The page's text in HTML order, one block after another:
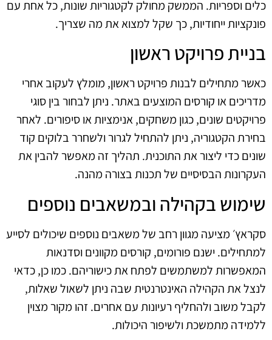
כלים וספריות. הממשק מחולק לקטגוריות שונות, כל אחת עם
פונקציות ייחודיות, כך שקל למצוא את מה שצריך.
בניית פרויקט ראשון
כאשר מתחילים לבנות פרויקט ראשון, מומלץ לעקוב אחרי
מדריכים או קורסים המוצעים באתר. ניתן לבחור בין סוגי
פרויקטים שונים, כגון משחקים, אנימציות או סיפורים. לאחר
בחירת הקטגוריה, ניתן להתחיל לגרור ולשחרר בלוקים קוד
שונים כדי ליצור את התוכנית. תהליך זה מאפשר להבין את
העקרונות הבסיסיים של תכנות בצורה מהנה.
שימוש בקהילה ובמשאבים נוספים
סקראץ׳ מציעה מגוון רחב של משאבים נוספים שיכולים לסייע
למתחילים. ישנם פורומים, קורסים מקוונים וסדנאות
המאפשרות למשתמשים לפתח את כישוריהם. כמו כן, כדאי
לנצל את הקהילה האינטרנטית שבה ניתן לשאול שאלות,
לקבל משוב ולהחליף רעיונות עם אחרים. זהו מקור מצוין
ללמידה מתמשכת ולשיפור היכולות.